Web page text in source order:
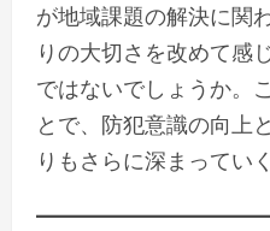
が地域課題の解決に関
りの大切さを改めて感
ではないでしょうか。
とで、防犯意識の向上
りもさらに深まってい